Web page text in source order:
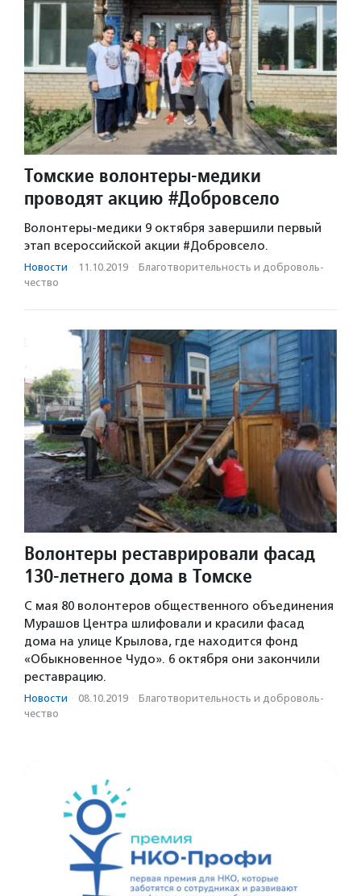
Томские волонтеры-медики
проводят акцию #Добровсело
Волонтеры-медики 9 октября завершили первый
этап всероссийской акции #Добровсело.
Новости · 11.10.2019 · Благотвори­тель­ность и доброволь­
чест­во
Волонтеры реставрировали фасад
130-летнего дома в Томске
С мая 80 волонтеров общественного объединения
Мурашов Центра шлифовали и красили фасад
дома на улице Крылова, где находится фонд
«Обыкновенное Чудо». 6 октября они закончили
реставрацию.
Новости · 08.10.2019 · Благотвори­тель­ность и доброволь­
чест­во